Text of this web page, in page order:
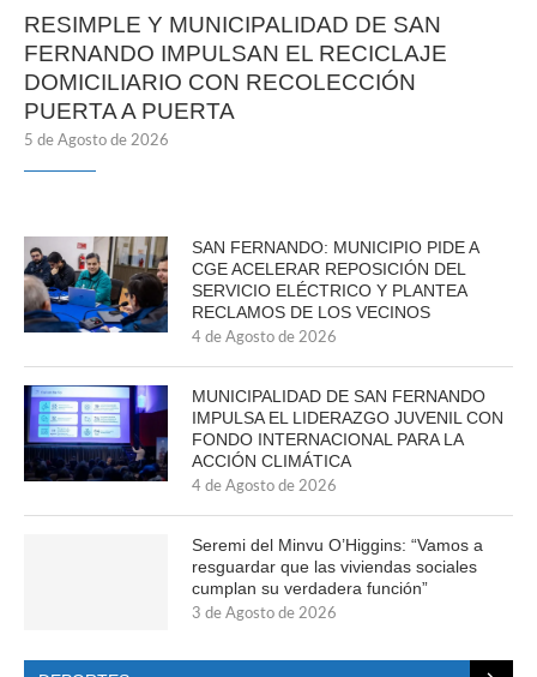
RESIMPLE Y MUNICIPALIDAD DE SAN
FERNANDO IMPULSAN EL RECICLAJE
DOMICILIARIO CON RECOLECCIÓN
PUERTA A PUERTA
5 de Agosto de 2026
SAN FERNANDO: MUNICIPIO PIDE A
CGE ACELERAR REPOSICIÓN DEL
SERVICIO ELÉCTRICO Y PLANTEA
RECLAMOS DE LOS VECINOS
4 de Agosto de 2026
MUNICIPALIDAD DE SAN FERNANDO
IMPULSA EL LIDERAZGO JUVENIL CON
FONDO INTERNACIONAL PARA LA
ACCIÓN CLIMÁTICA
4 de Agosto de 2026
Seremi del Minvu O’Higgins: “Vamos a
resguardar que las viviendas sociales
cumplan su verdadera función”
3 de Agosto de 2026